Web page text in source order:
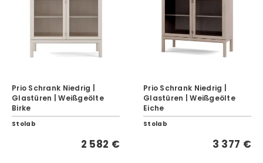
Prio Schrank Niedrig |
Glastüren | Weißgeölte
Birke
Stolab
2 582 €
Prio Schrank Niedrig |
Glastüren | Weißgeölte
Eiche
Stolab
3 377 €